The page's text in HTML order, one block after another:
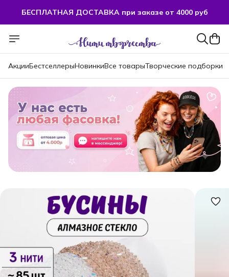
БЕСПЛАТНАЯ ДОСТАВКА при заказе от 4000 руб
АкцииБестселлерыНовинкиВсе товарыТворческие подборки